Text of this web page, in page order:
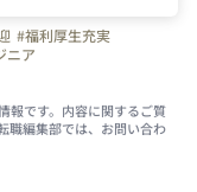
#福利厚生充実
ニア
報です。内容に関するご質
職編集部では、お問い合わ